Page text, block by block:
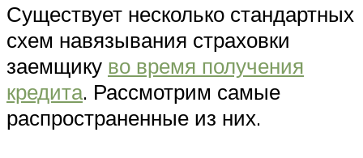
Существует несколько стандартных
схем навязывания страховки
заемщику во время получения
кредита. Рассмотрим самые
распространенные из них.